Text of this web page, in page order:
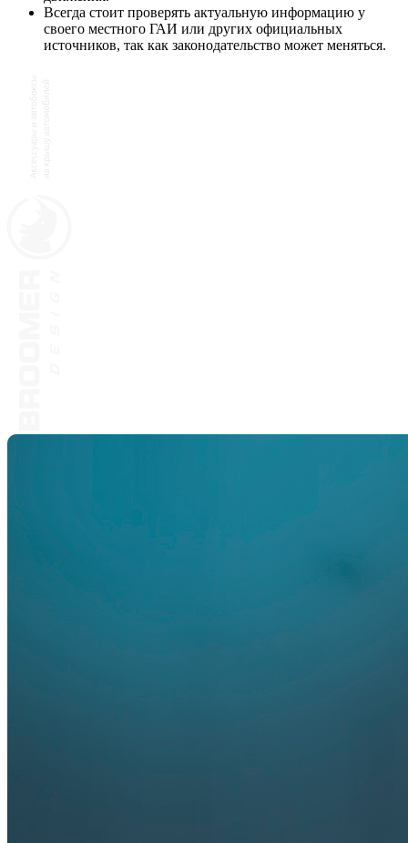
Всегда стоит проверять актуальную информацию у
своего местного ГАИ или других официальных
источников, так как законодательство может меняться.